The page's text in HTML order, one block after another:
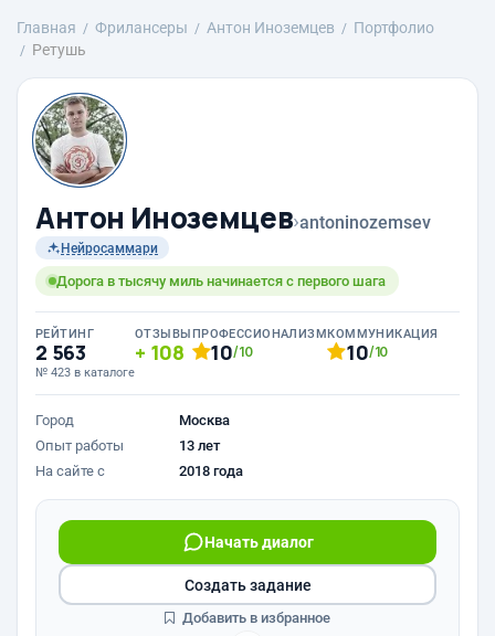
Главная Фрилансеры Антон Иноземцев
Портфолио
Ретушь
Антон Иноземцев›antoninozemsev
Нейросаммари
Дорога в тысячу миль начинается с первого шага
РЕЙТИНГ
2 563
№ 423 в каталоге
ОТЗЫВЫ
108
ПРОФЕССИОНАЛИЗМ
10/10
КОММУНИКАЦИЯ
10/10
Город
Москва
Опыт работы
13 лет
На сайте с
2018 года
Начать диалог
Создать задание
Добавить в избранное